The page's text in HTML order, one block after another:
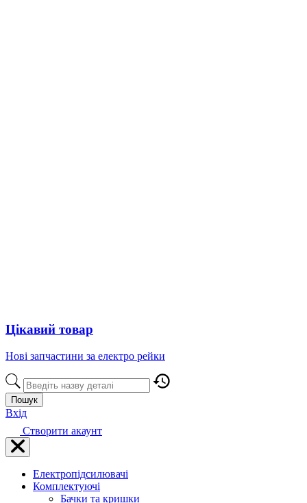
Цікавий товар
Нові запчастини за електро рейки
Пошук
Вхід
Створити акаунт
Електропідсилювачі
Комплектуючі
Бачки та кришки